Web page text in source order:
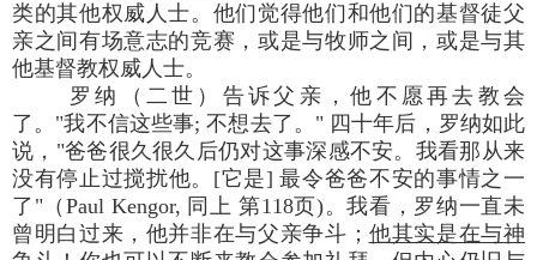
类的其他权威人士。他们觉得他们和他们的基督徒父
亲之间有场意志的竞赛，或是与牧师之间，或是与其
他基督教权威人士。
罗纳（二世）告诉父亲，他不愿再去教会
了。"我不信这些事; 不想去了。" 四十年后，罗纳如此
说，"爸爸很久很久后仍对这事深感不安。我看那从来
没有停止过搅扰他。[它是] 最令爸爸不安的事情之一
了"（Paul Kengor, 同上 第118页)。我看，罗纳一直未
曾明白过来，他并非在与父亲争斗； 他其实是在与神